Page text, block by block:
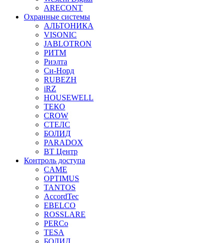
ARECONT
Охранные системы
АЛЬТОНИКА
VISONIC
JABLOTRON
РИТМ
Риэлта
Си-Норд
RUBEZH
iRZ
HOUSEWELL
ТЕКО
CROW
СТЕЛС
БОЛИД
PARADOX
ВТ Центр
Контроль доступа
CAME
OPTIMUS
TANTOS
AccordTec
EBELCO
ROSSLARE
PERCo
TESA
БОЛИД